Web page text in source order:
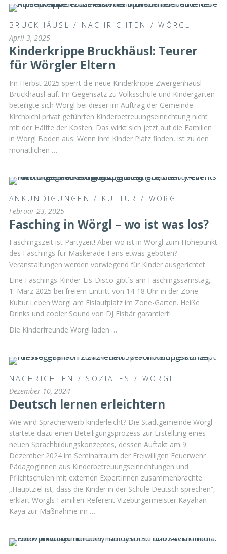
BRUCKHÄUSL / NACHRICHTEN /WÖRGL
April 3, 2025
Kinderkrippe Bruckhäusl: Teurer
für Wörgler Eltern
Im Herbst 2025 sperrt die neue Kinderkrippe Zwergenhäusl
Bruckhäusl auf. Im Gegensatz zu Volksschule und Kindergarten
beteiligte sich Wörgl bei dieser im Auftrag der Gemeinde
Kirchbichl privat geführten Kinderbetreuungseinrichtung nicht
mit der Hälfte der Kosten. Das wirkt sich jetzt auf die Familien
in Wörgl Boden aus: Wenn ihre Kinder Platz finden, ist zu den
monatlichen …
ANKÜNDIGUNGEN / KULTUR / WÖRGL
Februar 23, 2025
Fasching in Wörgl – wo ist was los?
Faschingszeit ist Partyzeit! Aber wo ist in Wörgl zum Höhepunkt
des Faschings für Maskerade-Fans etwas geboten?
Veranstaltungen werden vorwiegend für Kinder ausgerichtet.
Eine Faschings-Kinder-Eis-Disco gibt´s am Faschingssamstag,
1. März 2025 bei freiem Eintritt von 14-18 Uhr in der Zone
Kultur.Leben.Wörgl am Eislaufplatz im Zone-Garten. Heiße
Drinks und cooler Sound von DJ Eisbär garantiert!
Die Kinderfreunde Wörgl laden …
NACHRICHTEN / SOZIALES / WÖRGL
Dezember 10, 2024
Deutsch lernen erleichtern
Wie wird Spracherwerb kinderleicht? Die Stadtgemeinde Wörgl
startete dazu einen Beteiligungsprozess zur Erstellung eines
neuen Sprachbildungskonzeptes, dessen Auftakt am 9.
Dezember 2024 im Seminarraum der Freiwilligen Feuerwehr
PädagogInnen aus Kinderbetreuungseinrichtungen und
Pflichtschulen mit externen ExpertInnen zusammenbrachte.
„Hauptziel ist, dass die Kinder in der Schule Deutsch sprechen“,
erklärt Wörgls Familien-Referent Vizebürgermeister Kayahan
Kaya zur Maßnahme im …